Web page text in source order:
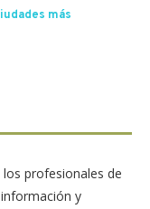
más
profesionales de
y